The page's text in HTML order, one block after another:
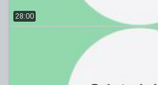
28:00